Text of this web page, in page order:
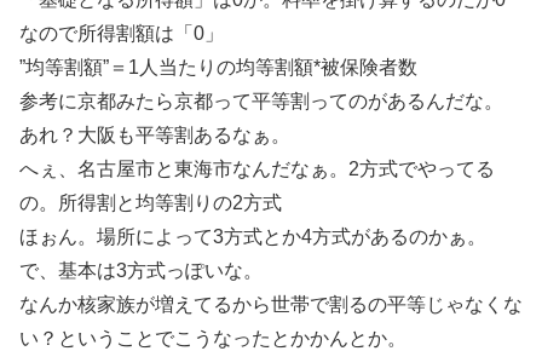
なので所得割額は「0」
”均等割額”＝1人当たりの均等割額*被保険者数
参考に京都みたら京都って平等割ってのがあるんだな。
あれ？大阪も平等割あるなぁ。
へぇ、名古屋市と東海市なんだなぁ。2方式でやってる
の。所得割と均等割りの2方式
ほぉん。場所によって3方式とか4方式があるのかぁ。
で、基本は3方式っぽいな。
なんか核家族が増えてるから世帯で割るの平等じゃなくな
い？ということでこうなったとかかんとか。